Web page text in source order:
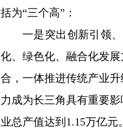
括为“三个高”：
一是突出创新引领
化、绿色化、融合化发
合，一体推进传统产业
力成为长三角具有重要
业总产值达到1.15万亿元。